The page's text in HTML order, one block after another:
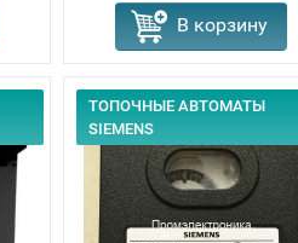
В корзину
ТОПОЧНЫЕ АВТОМАТЫ
SIEMENS